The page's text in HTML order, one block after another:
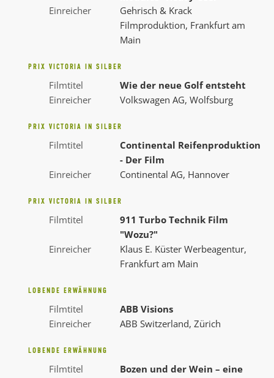
Einreicher
Gehrisch & Krack
Filmproduktion, Frankfurt am
Main
PRIX VICTORIA IN SILBER
Filmtitel
Wie der neue Golf entsteht
Einreicher
Volkswagen AG, Wolfsburg
PRIX VICTORIA IN SILBER
Filmtitel
Continental Reifenproduktion
- Der Film
Einreicher
Continental AG, Hannover
PRIX VICTORIA IN SILBER
Filmtitel
911 Turbo Technik Film
"Wozu?"
Einreicher
Klaus E. Küster Werbeagentur,
Frankfurt am Main
LOBENDE ERWÄHNUNG
Filmtitel
ABB Visions
Einreicher
ABB Switzerland, Zürich
LOBENDE ERWÄHNUNG
Filmtitel
Bozen und der Wein – eine